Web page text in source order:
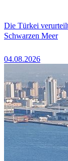
Die Türkei
Schwarzen Meer
04.08.2026